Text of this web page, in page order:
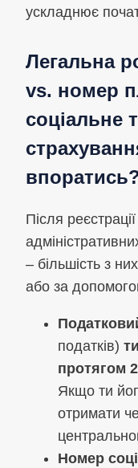
ускладнює
Легальна
vs. номер
соціальне
Після
– більшість з
або за
податків)
протягом
Якщо ти
отримати
Номер